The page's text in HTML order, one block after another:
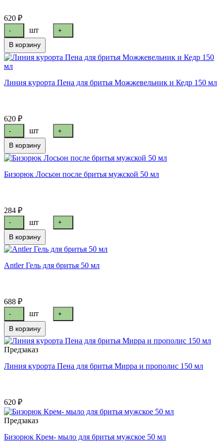
620 ₽
- шт +
В корзину
Линия курорта Пена для бритья Можжевельник и Кедр 150 мл
620 ₽
- шт +
В корзину
Бизорюк Лосьон после бритья мужской 50 мл
284 ₽
- шт +
В корзину
Antler Гель для бритья 50 мл
688 ₽
- шт +
В корзину
Предзаказ
Линия курорта Пена для бритья Мирра и прополис 150 мл
620 ₽
Предзаказ
Бизорюк Крем- мыло для бритья мужское 50 мл